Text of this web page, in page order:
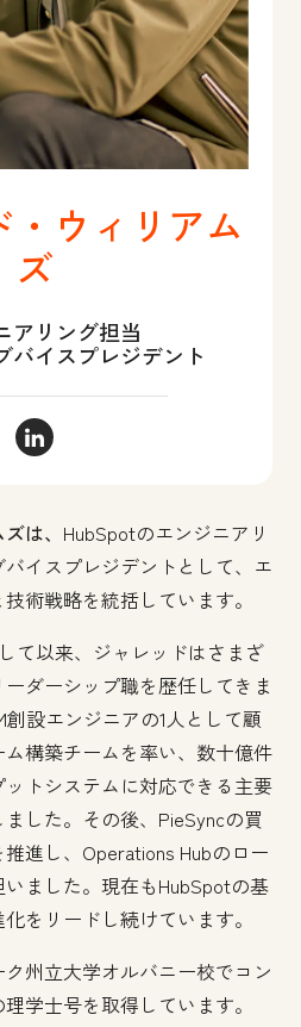
・ウィリアム
ズ
アリング担当
バイスプレジデント
ジャレッド・ウィリアムズ
は、 HubSpotのエンジニアリ
イスプレジデントとして、エ
術戦略を統括しています。
て以来、ジャレッドはさまざ
ダーシップ職を歴任してきま
創設エンジニアの1人として顧
構築チームを率い、数十億件
トシステムに対応できる主要
した。その後、PieSyncの買
進し、Operations Hubのロー
ました。現在もHubSpotの基
をリードし続けています。
州立大学オルバニー校でコン
学士号を取得しています。